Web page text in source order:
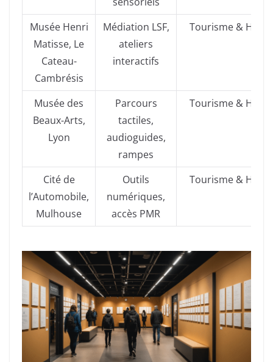
Musée Henri
Matisse, Le
Cateau-
Cambrésis
Médiation LSF,
ateliers
interactifs
Tourisme &
Musée des
Beaux-Arts,
Lyon
Parcours
tactiles,
audioguides,
rampes
Tourisme &
Cité de
l’Automobile,
Mulhouse
Outils
numériques,
accès PMR
Tourisme &